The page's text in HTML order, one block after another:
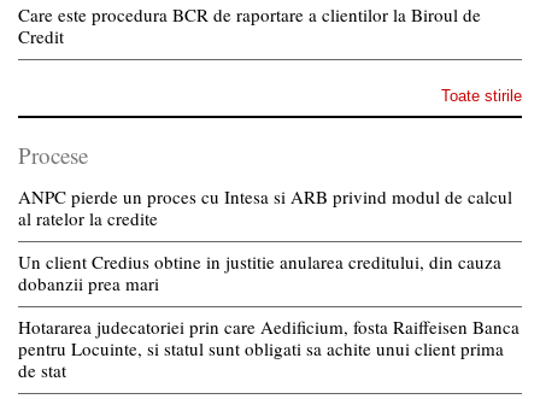
Care este procedura BCR de raportare a clientilor la Biroul de
Credit
Toate stirile
Procese
ANPC pierde un proces cu Intesa si ARB privind modul de calcul
al ratelor la credite
Un client Credius obtine in justitie anularea creditului, din cauza
dobanzii prea mari
Hotararea judecatoriei prin care Aedificium, fosta Raiffeisen Banca
pentru Locuinte, si statul sunt obligati sa achite unui client prima
de stat